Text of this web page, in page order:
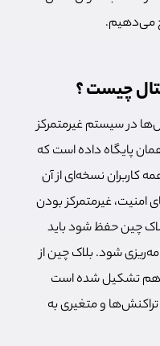
می‌دهیم.
چیست ؟
در سیستم غیرمتمرکز
پایگاه داده است که
کاربران نسخه‌ای از آن
امنیت، غیرمتمرکز بودن
چین حفظ شود باید
شود. بلاک چین از
هم تشکیل شده است
و متغیری به